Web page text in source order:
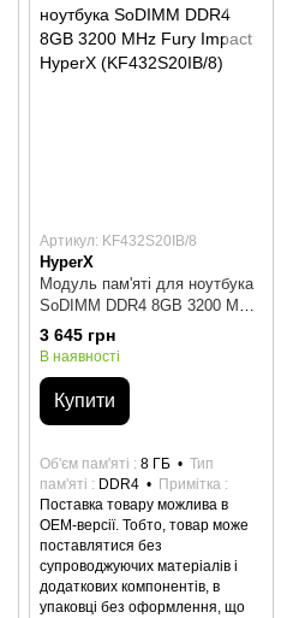
Артикул: KF432S20IB/8
HyperX
Модуль пам'яті для ноутбука
SoDIMM DDR4 8GB 3200 MHz
Fury Impact HyperX
(KF432S20IB/8)
3 645 грн
В наявності
Купити
Об'єм пам'яті 8 ГБ
Тип
пам'яті
DDR4
Примітка
Поставка товару можлива в
ОЕМ-версії. Тобто, товар може
поставлятися без
супроводжуючих матеріалів і
додаткових компонентів, в
упаковці без оформлення, що